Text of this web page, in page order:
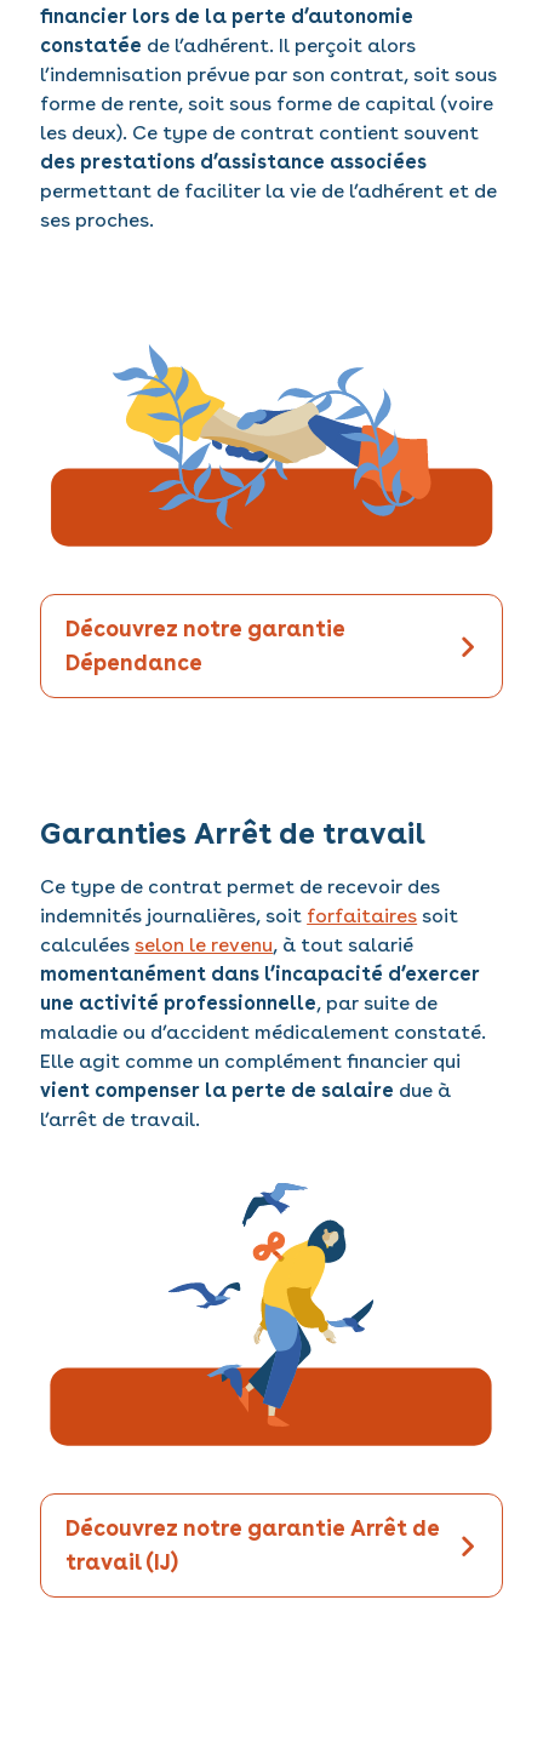
financier lors de la perte d’autonomie
constatée de l’adhérent. Il perçoit alors
l’indemnisation prévue par son contrat, soit sous
forme de rente, soit sous forme de capital (voire
les deux). Ce type de contrat contient souvent
des prestations d’assistance associées
permettant de faciliter la vie de l’adhérent et de
ses proches.
Découvrez notre garantie
Dépendance
Garanties Arrêt de travail
Ce type de contrat permet de recevoir des
indemnités journalières, soit forfaitaires soit
calculéesselon le revenu, à tout salarié
momentanément dans l’incapacité d’exercer
une activité professionnelle, par suite de
maladie ou d’accident médicalement constaté.
Elle agit comme un complément financier qui
vient compenser la perte de salaire due à
l’arrêt de travail.
Découvrez notre garantie Arrêt de
travail (IJ)